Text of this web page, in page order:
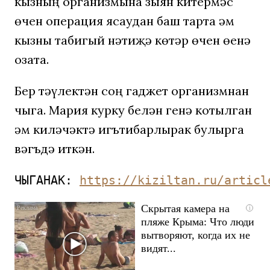
өчен операция ясаудан баш тарта һәм
кызны табигый нәтиҗә көтәр өчен өенә
озата.
Бер тәүлектән соң гаджет организмнан
чыга. Мария курку белән генә котылган
һәм киләчәктә игътибарлырак булырга
вәгъдә иткән.
ЧЫГАНАК: https://kiziltan.ru/articles/
i
Скрытая камера на
пляже Крыма: Что люди
вытворяют, когда их не
видят...